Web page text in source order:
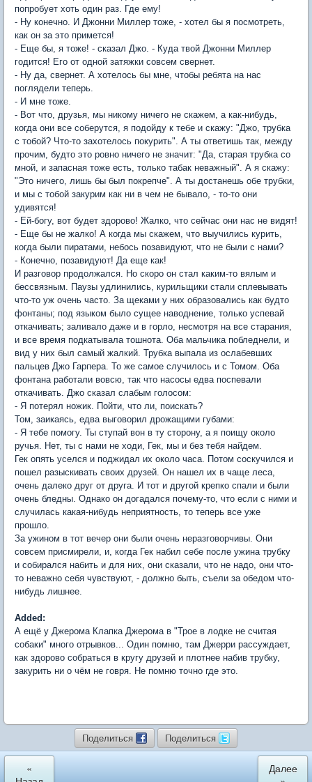
попробует хоть один раз. Где ему!
- Ну конечно. И Джонни Миллер тоже, - хотел бы я посмотреть,
как он за это примется!
- Еще бы, я тоже! - сказал Джо. - Куда твой Джонни Миллер
годится! Его от одной затяжки совсем свернет.
- Ну да, свернет. А хотелось бы мне, чтобы ребята на нас
поглядели теперь.
- И мне тоже.
- Вот что, друзья, мы никому ничего не скажем, а как-нибудь,
когда они все соберутся, я подойду к тебе и скажу: "Джо, трубка
с тобой? Что-то захотелось покурить". А ты ответишь так, между
прочим, будто это ровно ничего не значит: "Да, старая трубка со
мной, и запасная тоже есть, только табак неважный". А я скажу:
"Это ничего, лишь бы был покрепче". А ты достанешь обе трубки,
и мы с тобой закурим как ни в чем не бывало, - то-то они
удивятся!
- Ей-богу, вот будет здорово! Жалко, что сейчас они нас не видят!
- Еще бы не жалко! А когда мы скажем, что выучились курить,
когда были пиратами, небось позавидуют, что не были с нами?
- Конечно, позавидуют! Да еще как!
И разговор продолжался. Но скоро он стал каким-то вялым и
бессвязным. Паузы удлинились, курильщики стали сплевывать
что-то уж очень часто. За щеками у них образовались как будто
фонтаны; под языком было сущее наводнение, только успевай
откачивать; заливало даже и в горло, несмотря на все старания,
и все время подкатывала тошнота. Оба мальчика побледнели, и
вид у них был самый жалкий. Трубка выпала из ослабевших
пальцев Джо Гарпера. То же самое случилось и с Томом. Оба
фонтана работали вовсю, так что насосы едва поспевали
откачивать. Джо сказал слабым голосом:
- Я потерял ножик. Пойти, что ли, поискать?
Том, заикаясь, едва выговорил дрожащими губами:
- Я тебе помогу. Ты ступай вон в ту сторону, а я поищу около
ручья. Нет, ты с нами не ходи, Гек, мы и без тебя найдем.
Гек опять уселся и поджидал их около часа. Потом соскучился и
пошел разыскивать своих друзей. Он нашел их в чаще леса,
очень далеко друг от друга. И тот и другой крепко спали и были
очень бледны. Однако он догадался почему-то, что если с ними и
случилась какая-нибудь неприятность, то теперь все уже
прошло.
За ужином в тот вечер они были очень неразговорчивы. Они
совсем присмирели, и, когда Гек набил себе после ужина трубку
и собирался набить и для них, они сказали, что не надо, они что-
то неважно себя чувствуют, - должно быть, съели за обедом что-
нибудь лишнее.
Added:
А ещё у Джерома Клапка Джерома в "Трое в лодке не считая
собаки" много отрывков... Один помню, там Джерри рассуждает,
как здорово собраться в кругу друзей и плотнее набив трубку,
закурить ни о чём не говря. Не помню точно где это.
Поделиться Поделиться
«
Далее